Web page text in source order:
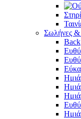
Σωλήνες &
Back